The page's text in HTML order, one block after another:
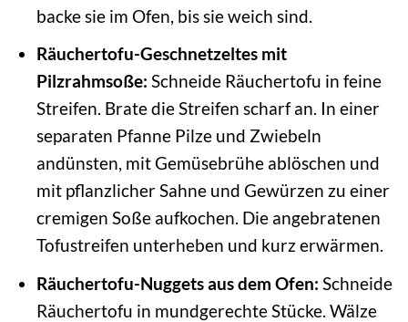
backe sie im Ofen, bis sie weich sind.
Räuchertofu-Geschnetzeltes mit
Pilzrahmsoße: Schneide Räuchertofu in feine
Streifen. Brate die Streifen scharf an. In einer
separaten Pfanne Pilze und Zwiebeln
andünsten, mit Gemüsebrühe ablöschen und
mit pflanzlicher Sahne und Gewürzen zu einer
cremigen Soße aufkochen. Die angebratenen
Tofustreifen unterheben und kurz erwärmen.
Räuchertofu-Nuggets aus dem Ofen: Schneide
Räuchertofu in mundgerechte Stücke. Wälze